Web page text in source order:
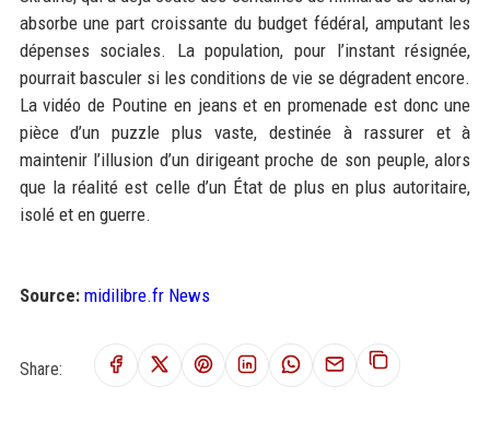
absorbe une part croissante du budget fédéral, amputant les
dépenses sociales. La population, pour l’instant résignée,
pourrait basculer si les conditions de vie se dégradent encore.
La vidéo de Poutine en jeans et en promenade est donc une
pièce d’un puzzle plus vaste, destinée à rassurer et à
maintenir l’illusion d’un dirigeant proche de son peuple, alors
que la réalité est celle d’un État de plus en plus autoritaire,
isolé et en guerre.
Source: midilibre.fr News
Share: